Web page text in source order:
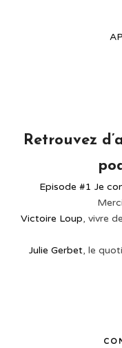
Retrouvez
Episode #1 Je
Victoire Loup, vivre
Julie Gerbet, le